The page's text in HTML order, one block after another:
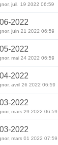
juil. 19 2022 06:59
2022
juin 21 2022 06:59
2022
mai 24 2022 06:59
2022
avril 26 2022 06:59
2022
mars 29 2022 06:59
2022
mars 01 2022 07:59